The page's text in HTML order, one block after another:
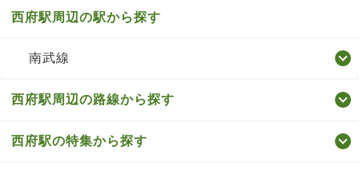
西府駅周辺の駅から探す
南武線
西府駅周辺の路線から探す
西府駅の特集から探す